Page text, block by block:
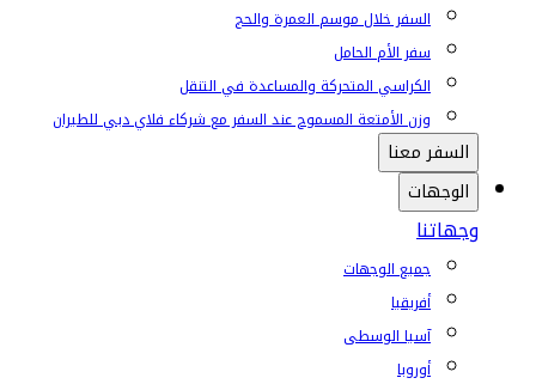
السفر خلال موسم العمرة والحج
سفر الأم الحامل
الكراسي المتحركة والمساعدة في التنقل
وزن الأمتعة المسموح عند السفر مع شركاء فلاي دبي للطيران
السفر معنا
الوجهات
وجهاتنا
جميع الوجهات
أفريقيا
آسيا الوسطى
أوروبا